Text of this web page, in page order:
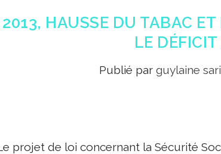
2013, HAUSSE DU TABAC
LE
Publié parguylaine
projet de loi concernant la Sécurité